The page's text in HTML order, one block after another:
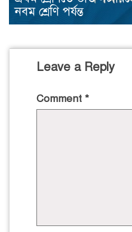
নবম শ্রেণি পর্যন্ত
Leave a Reply
Comment *